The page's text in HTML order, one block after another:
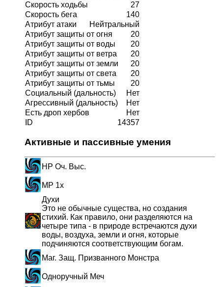
Скорость ходьбы
27
Скорость бега
140
Атрибут атаки
Нейтральный
Атрибут защиты от огня
20
Атрибут защиты от воды
20
Атрибут защиты от ветра
20
Атрибут защиты от земли
20
Атрибут защиты от света
20
Атрибут защиты от тьмы
20
Социальный (дальность)
Нет
Агрессивный (дальность)
Нет
Есть дроп хербов
Нет
ID
14357
Активные и пассивные умения
HP Оч. Выс.
MP 1x
Духи
Это не обычные существа, но создания
стихий. Как правило, они разделяются на
четыре типа - в природе встречаются духи
воды, воздуха, земли и огня, которые
подчиняются соответствующим богам.
Маг. Защ. Призванного Монстра
Одноручный Меч